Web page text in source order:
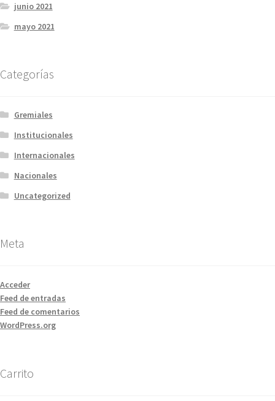
junio 2021
mayo 2021
Categorías
Gremiales
Institucionales
Internacionales
Nacionales
Uncategorized
Meta
Acceder
Feed de entradas
Feed de comentarios
WordPress.org
Carrito